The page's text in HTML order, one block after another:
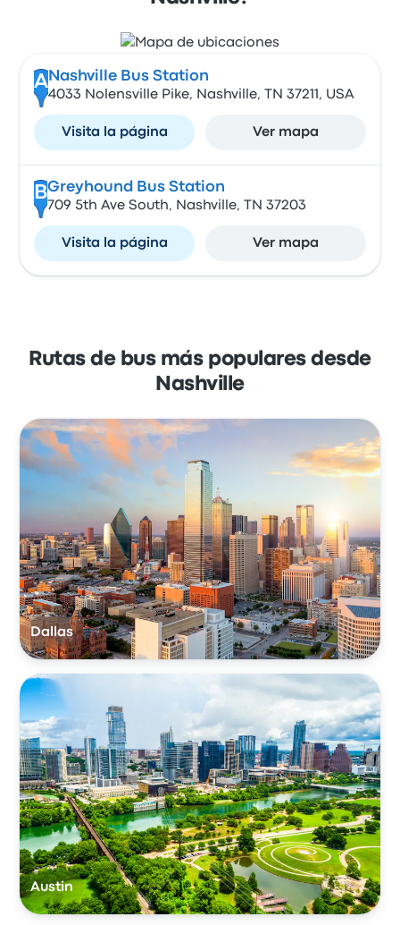
A Nashville Bus Station
4033 Nolensville Pike, Nashville, TN 37211, USA
Visita la página Ver mapa
BGreyhound Bus Station
709 5th Ave South, Nashville, TN 37203
Visita la página Ver mapa
Rutas de bus más populares desde
Nashville
Dallas
Austin